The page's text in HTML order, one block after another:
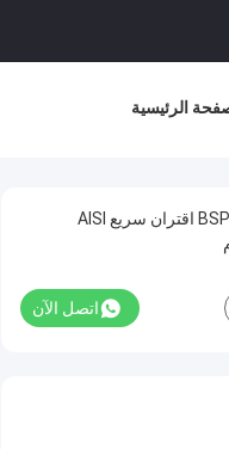
الرئيسية
BSPT NPT Camlock اقتران سريع AISI
اتصل الآن